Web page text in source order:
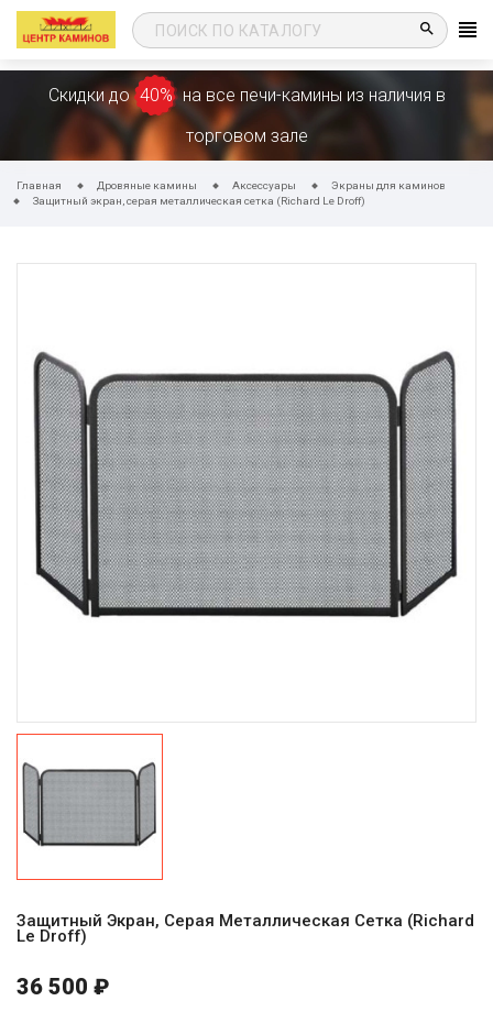
search
Скидки до 40% на все печи-камины из наличия в
торговом зале
Главная Дровяные камины Аксессуары
Экраны для каминов
Защитный экран, серая металлическая сетка (Richard Le Droff)
Защитный Экран, Серая Металлическая Сетка (Richard
Le Droff)
36 500 ₽